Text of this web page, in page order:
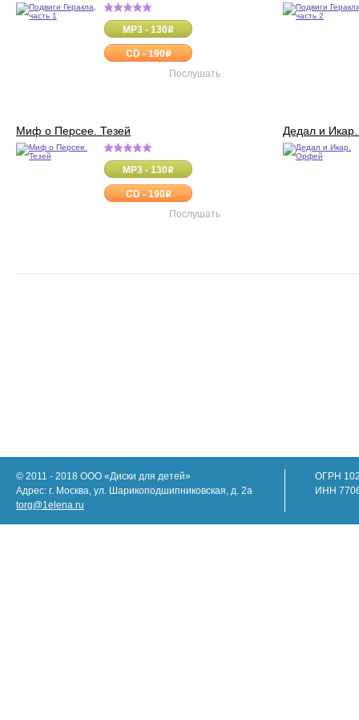
MP3 - 130o
CD - 190o
Послушать
Миф о Персее. Тезей
MP3 - 130o
CD - 190o
Послушать
Дедал и
© 2011 - 2018 ООО «Диски для детей»
Адрес: г. Москва, ул. Шарикоподшипниковская, д. 2а
torg@1elena.ru
ОГРН
ИНН